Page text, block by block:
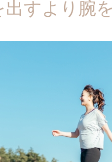
出すより腕